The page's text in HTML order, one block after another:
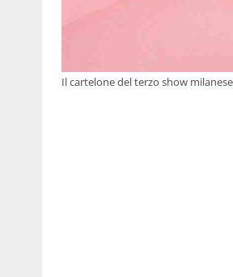
Il cartelone del terzo show